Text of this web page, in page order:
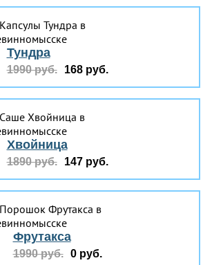
Тундра
1990 руб. 168 руб.
Хвойница
1890 руб. 147 руб.
Фрутакса
1990 руб. 0 руб.